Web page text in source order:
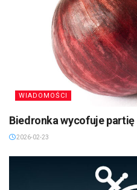
WIADOMOŚCI
Biedronka wycofuje
2026-02-23